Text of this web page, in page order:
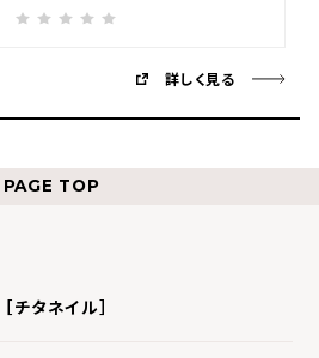
詳しく見る
PAGE TOP
［チタネイル］